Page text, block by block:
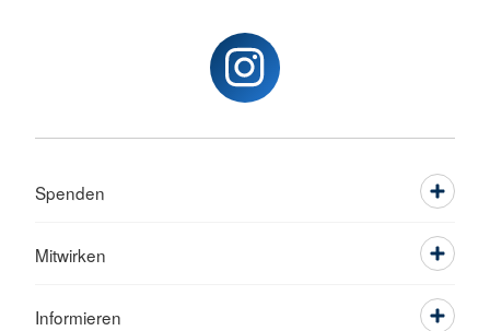
Spenden
Mitwirken
Informieren